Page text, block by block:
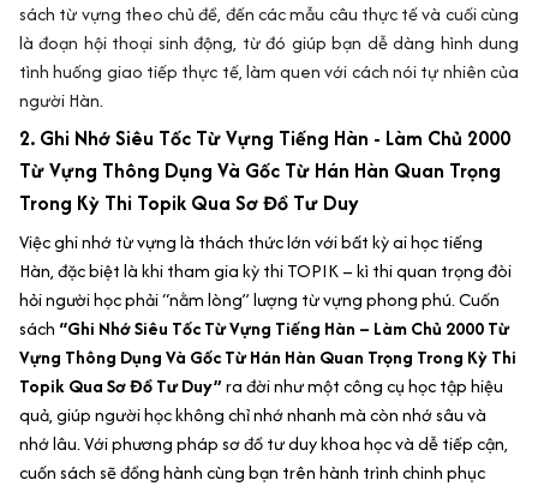
sách từ vựng theo chủ đề, đến các mẫu câu thực tế và cuối cùng
là đoạn hội thoại sinh động, từ đó giúp bạn dễ dàng hình dung
tình huống giao tiếp thực tế, làm quen với cách nói tự nhiên của
người Hàn.
2. Ghi Nhớ Siêu Tốc Từ Vựng Tiếng Hàn - Làm Chủ 2000
Từ Vựng Thông Dụng Và Gốc Từ Hán Hàn Quan Trọng
Trong Kỳ Thi Topik Qua Sơ Đồ Tư Duy
Việc ghi nhớ từ vựng là thách thức lớn với bất kỳ ai học tiếng
Hàn, đặc biệt là khi tham gia kỳ thi TOPIK – kì thi quan trọng đòi
hỏi người học phải “nằm lòng” lượng từ vựng phong phú. Cuốn
sách “Ghi Nhớ Siêu Tốc Từ Vựng Tiếng Hàn – Làm Chủ 2000 Từ
Vựng Thông Dụng Và Gốc Từ Hán Hàn Quan Trọng Trong Kỳ Thi
Topik Qua Sơ Đồ Tư Duy”ra đời như một công cụ học tập hiệu
quả, giúp người học không chỉ nhớ nhanh mà còn nhớ sâu và
nhớ lâu. Với phương pháp sơ đồ tư duy khoa học và dễ tiếp cận,
cuốn sách sẽ đồng hành cùng bạn trên hành trình chinh phục